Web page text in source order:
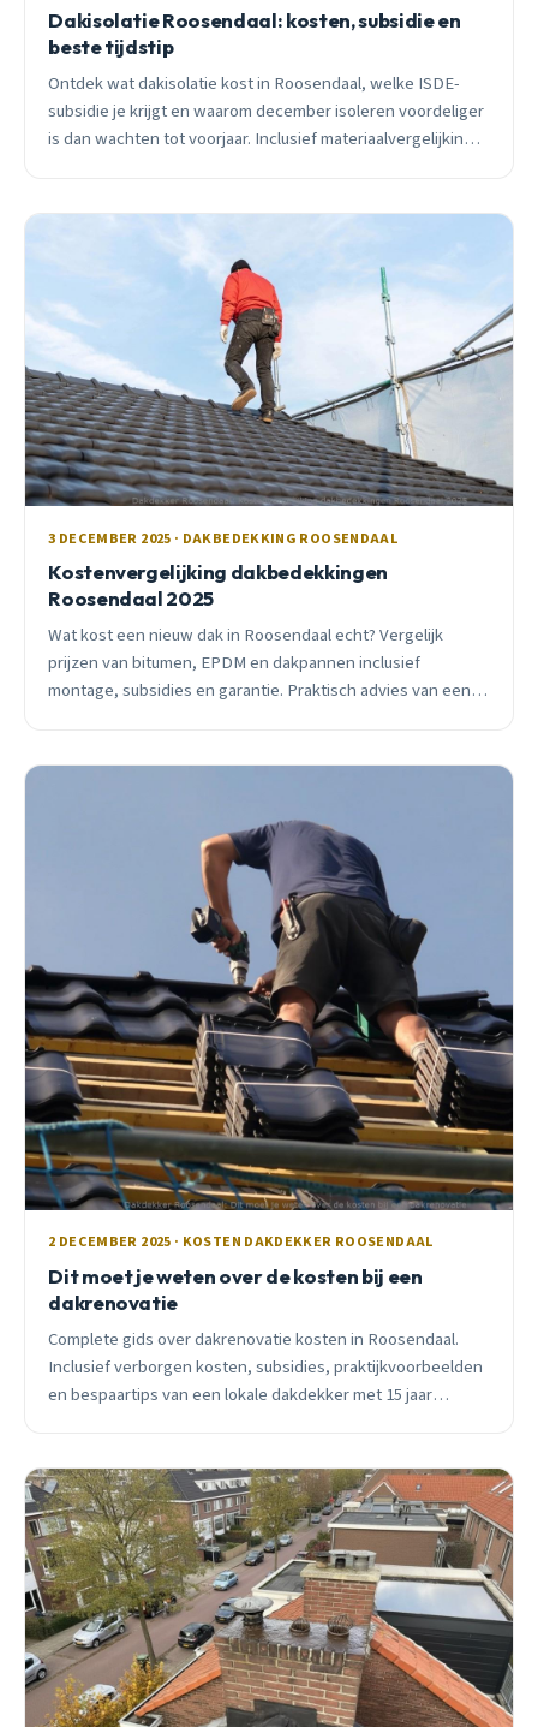
Dakisolatie Roosendaal: kosten, subsidie en
beste tijdstip
Ontdek wat dakisolatie kost in Roosendaal, welke ISDE-
subsidie je krijgt en waarom december isoleren voordeliger
is dan wachten tot voorjaar. Inclusief materiaalvergelijking
3 DECEMBER 2025 · DAKBEDEKKING ROOSENDAAL
Kostenvergelijking dakbedekkingen
Roosendaal 2025
Wat kost een nieuw dak in Roosendaal echt? Vergelijk
prijzen van bitumen, EPDM en dakpannen inclusief
montage, subsidies en garantie. Praktisch advies van een
2 DECEMBER 2025 · KOSTEN DAKDEKKER ROOSENDAAL
Dit moet je weten over de kosten bij een
dakrenovatie
Complete gids over dakrenovatie kosten in Roosendaal.
Inclusief verborgen kosten, subsidies, praktijkvoorbeelden
en bespaartips van een lokale dakdekker met 15 jaar